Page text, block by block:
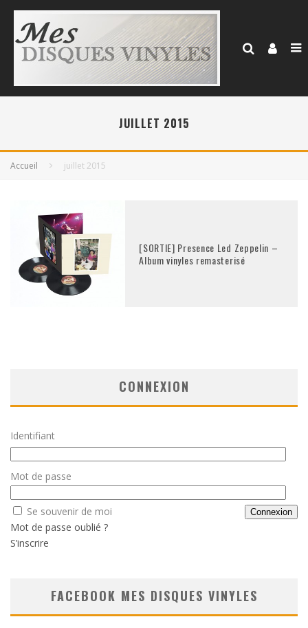
JUILLET 2015
Accueil juillet 2015
[SORTIE] Presence Led Zeppelin –
Album vinyles remasterisé
CONNEXION
Identifiant
Mot de passe
Se souvenir de moi
Mot de passe oublié ?
S’inscrire
FACEBOOK MES DISQUES VINYLES